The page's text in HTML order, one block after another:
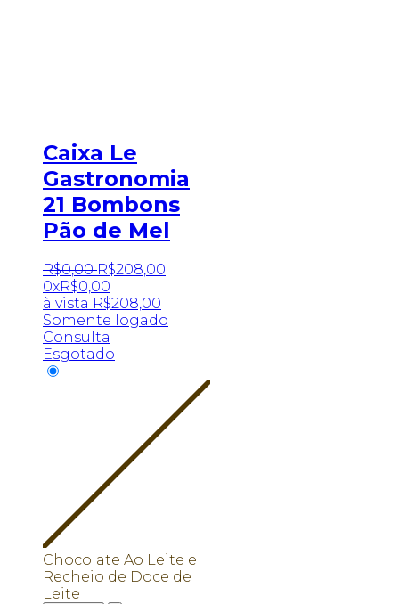
Caixa Le
Gastronomia
21 Bombons
Pão de Mel
R$0,00 R$208,00
0xR$0,00
à vista R$208,00
Somente logado
Consulta
Esgotado
Chocolate Ao Leite e
Recheio de Doce de
Leite